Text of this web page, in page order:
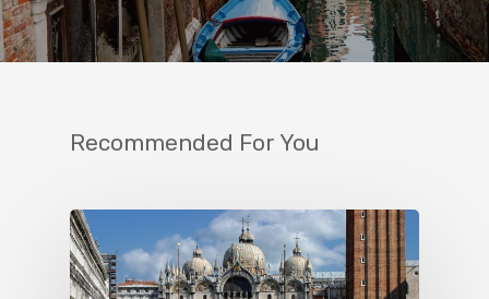
Recommended For You